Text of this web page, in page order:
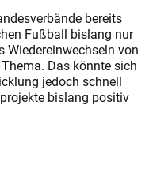
bereits
Fußball bislang nur
Wiedereinwechseln von
Das könnte sich
jedoch schnell
bislang positiv